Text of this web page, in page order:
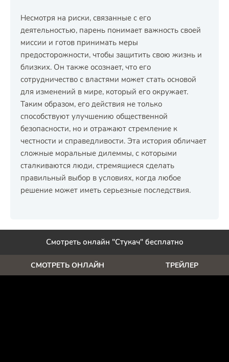
Несмотря на риски, связанные с его
деятельностью, парень понимает важность своей
миссии и готов принимать меры
предосторожности, чтобы защитить свою жизнь и
близких. Он также осознает, что его
сотрудничество с властями может стать основой
для изменений в мире, который его окружает.
Таким образом, его действия не только
способствуют улучшению общественной
безопасности, но и отражают стремление к
честности и справедливости. Эта история обличает
сложные моральные дилеммы, с которыми
сталкиваются люди, стремящиеся сделать
правильный выбор в условиях, когда любое
решение может иметь серьезные последствия.
Смотреть онлайн "Стукач" бесплатно
СМОТРЕТЬ ОНЛАЙН ТРЕЙЛЕР